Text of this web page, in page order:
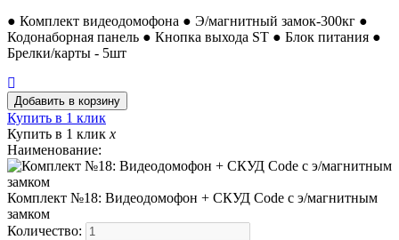
● Комплект видеодомофона ● Э/магнитный замок-300кг ●
Кодонаборная панель ● Кнопка выхода ST ● Блок питания ●
Брелки/карты - 5шт
Купить в 1 клик
Купить в 1 клик x
Наименование:
Комплект №18: Видеодомофон + СКУД Code с э/магнитным
замком
Количество: